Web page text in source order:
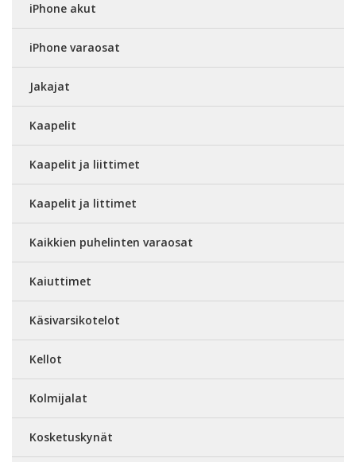
iPhone akut
iPhone varaosat
Jakajat
Kaapelit
Kaapelit ja liittimet
Kaapelit ja littimet
Kaikkien puhelinten varaosat
Kaiuttimet
Käsivarsikotelot
Kellot
Kolmijalat
Kosketuskynät